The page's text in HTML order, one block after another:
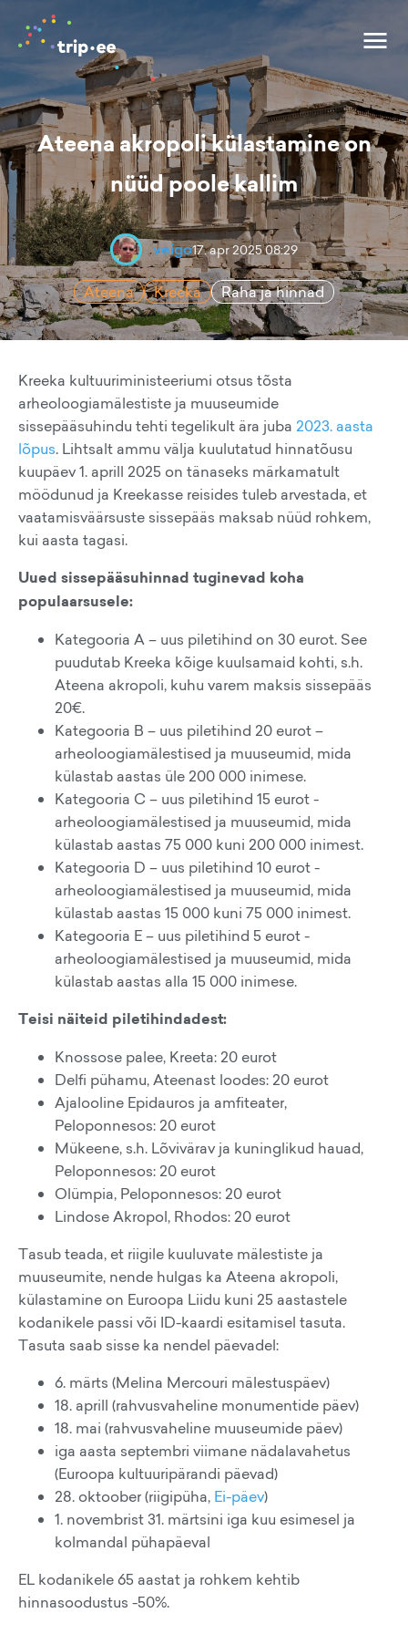
Ateena akropoli külastamine on
nüüd poole kallim
veigo17. apr 2025 08:29
Ateena Kreeka Raha ja hinnad
Kreeka kultuuriministeeriumi otsus tõsta
arheoloogiamälestiste ja muuseumide
sissepääsuhindu tehti tegelikult ära juba 2023. aasta
lõpus. Lihtsalt ammu välja kuulutatud hinnatõusu
kuupäev 1. aprill 2025 on tänaseks märkamatult
möödunud ja Kreekasse reisides tuleb arvestada, et
vaatamisväärsuste sissepääs maksab nüüd rohkem,
kui aasta tagasi.
Uued sissepääsuhinnad tuginevad koha
populaarsusele:
Kategooria A – uus piletihind on 30 eurot. See
puudutab Kreeka kõige kuulsamaid kohti, s.h.
Ateena akropoli, kuhu varem maksis sissepääs
20€.
Kategooria B – uus piletihind 20 eurot –
arheoloogiamälestised ja muuseumid, mida
külastab aastas üle 200 000 inimese.
Kategooria C – uus piletihind 15 eurot -
arheoloogiamälestised ja muuseumid, mida
külastab aastas 75 000 kuni 200 000 inimest.
Kategooria D – uus piletihind 10 eurot -
arheoloogiamälestised ja muuseumid, mida
külastab aastas 15 000 kuni 75 000 inimest.
Kategooria E – uus piletihind 5 eurot -
arheoloogiamälestised ja muuseumid, mida
külastab aastas alla 15 000 inimese.
Teisi näiteid piletihindadest:
Knossose palee, Kreeta: 20 eurot
Delfi pühamu, Ateenast loodes: 20 eurot
Ajalooline Epidauros ja amfiteater,
Peloponnesos: 20 eurot
Mükeene, s.h. Lõvivärav ja kuninglikud hauad,
Peloponnesos: 20 eurot
Olümpia, Peloponnesos: 20 eurot
Lindose Akropol, Rhodos: 20 eurot
Tasub teada, et riigile kuuluvate mälestiste ja
muuseumite, nende hulgas ka Ateena akropoli,
külastamine on Euroopa Liidu kuni 25 aastastele
kodanikele passi või ID-kaardi esitamisel tasuta.
Tasuta saab sisse ka nendel päevadel:
6. märts (Melina Mercouri mälestuspäev)
18. aprill (rahvusvaheline monumentide päev)
18. mai (rahvusvaheline muuseumide päev)
iga aasta septembri viimane nädalavahetus
(Euroopa kultuuripärandi päevad)
28. oktoober (riigipüha, Ei-päev)
1. novembrist 31. märtsini iga kuu esimesel ja
kolmandal pühapäeval
EL kodanikele 65 aastat ja rohkem kehtib
hinnasoodustus -50%.